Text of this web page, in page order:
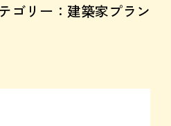
ゴリー：建築家プラン